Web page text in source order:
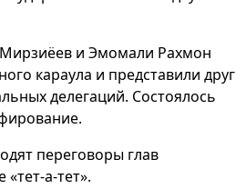
и Эмомали Рахмон
караула и представили друг
делегаций. Состоялось
переговоры глав
а-тет».